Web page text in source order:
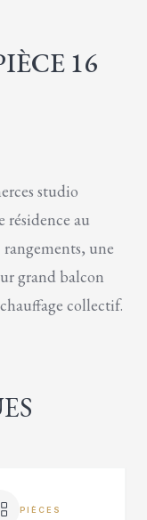
16
studio
résidence au
une
grand balcon
collectif.
PIÈCES